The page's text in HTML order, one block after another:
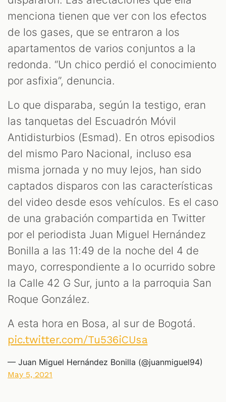
menciona tienen que ver con los efectos
de los gases, que se entraron a los
apartamentos de varios conjuntos a la
redonda. “Un chico perdió el conocimiento
por asfixia”, denuncia.
Lo que disparaba, según la testigo, eran
las tanquetas del Escuadrón Móvil
Antidisturbios (Esmad). En otros episodios
del mismo Paro Nacional, incluso esa
misma jornada y no muy lejos, han sido
captados disparos con las características
del video desde esos vehículos. Es el caso
de una grabación compartida en Twitter
por el periodista Juan Miguel Hernández
Bonilla a las 11:49 de la noche del 4 de
mayo, correspondiente a lo ocurrido sobre
la Calle 42 G Sur, junto a la parroquia San
Roque González.
A esta hora en Bosa, al sur de Bogotá.
pic.twitter.com/Tu536iCUsa
— Juan Miguel Hernández Bonilla (@juanmiguel94)
May 5, 2021